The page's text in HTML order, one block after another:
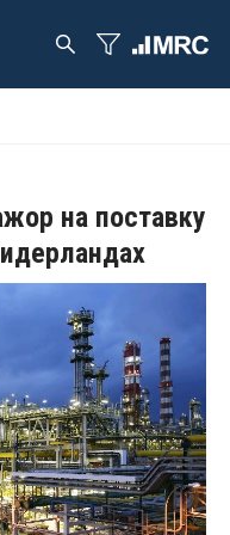
на поставку